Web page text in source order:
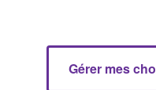
Gérer mes